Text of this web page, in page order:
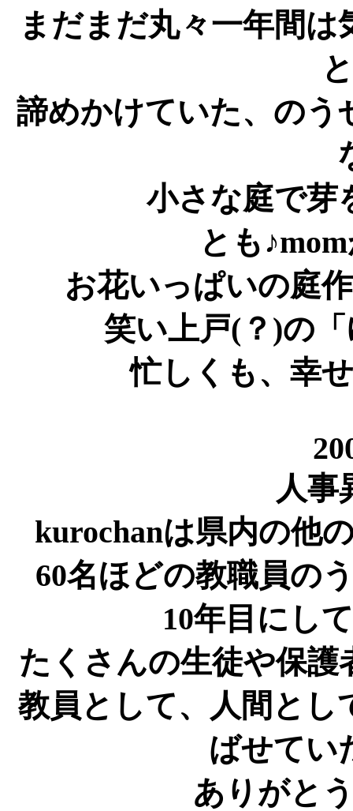
まだまだ丸々一年間
諦めかけていた、のう
小さな庭で芽
とも
お花いっぱいの庭
笑い上戸(？)の
忙しくも、幸
人事
kurochanは県内の他
60名ほどの教職員の
10年目にし
たくさんの生徒や保
教員として、人間とし
ばせてい
ありがと